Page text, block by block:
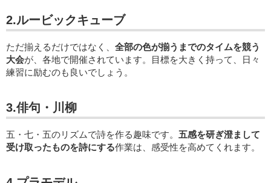
2.ルービックキューブ
ただ揃えるだけではなく、 全部の色が揃うまでのタイムを競う
大会が、各地で開催されています。目標を大きく持って、日々
練習に励むのも良いでしょう。
3.俳句・川柳
五・七・五のリズムで詩を作る趣味です。 五感を研ぎ澄まして
受け取ったものを詩にする作業は、感受性を高めてくれます。